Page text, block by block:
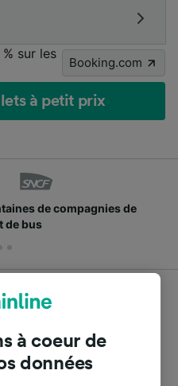
sur les
Booking.com
à petit prix
de compagnies de
de bus
à Modena, vous
lancez simplement
comparons les temps
à coeur de
données